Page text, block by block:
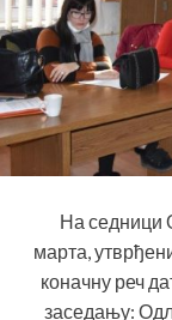
На седници
марта,
коначну реч
заседању: